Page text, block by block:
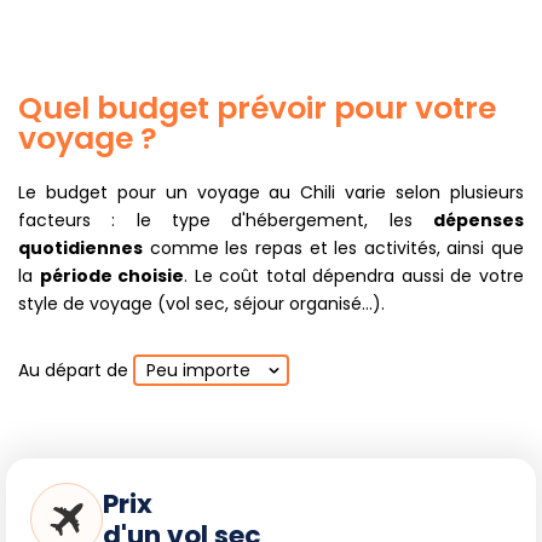
Quel budget prévoir pour votre
voyage ?
Le budget pour un voyage au Chili varie selon plusieurs
facteurs : le type d'hébergement, les dépenses
quotidiennes comme les repas et les activités, ainsi que
la période choisie. Le coût total dépendra aussi de votre
style de voyage (vol sec, séjour organisé...).
Au départ de Peu importe
Prix